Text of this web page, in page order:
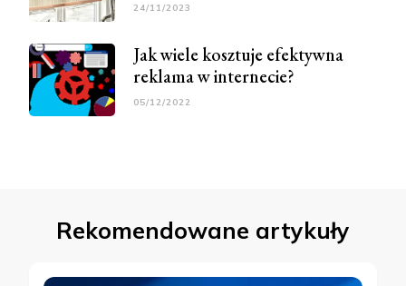
24/11/2023
Jak wiele kosztuje efektywna
reklama w internecie?
05/12/2022
Rekomendowane artykuły